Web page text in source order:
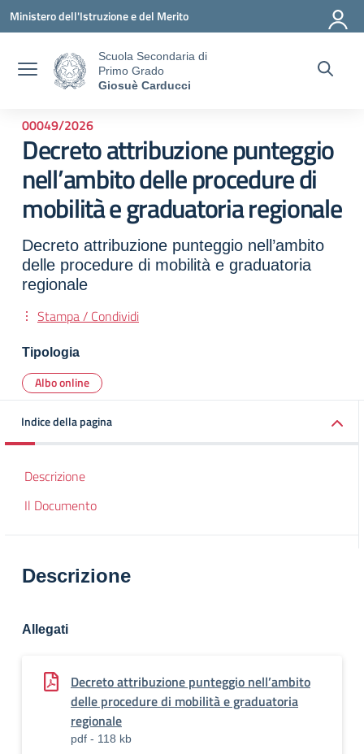
Vai ai contenuti
Vai al menu di navigazione
Vai al footer
Ministero dell'Istruzione e del Merito
Scuola Secondaria di
Primo Grado
Giosuè Carducci
00049/2026
Decreto attribuzione punteggio
nell’ambito delle procedure di
mobilità e graduatoria regionale
Decreto attribuzione punteggio nell’ambito
delle procedure di mobilità e graduatoria
regionale
Stampa / Condividi
Tipologia
Albo online
Indice della pagina
Descrizione
Il Documento
Descrizione
Allegati
Decreto attribuzione punteggio nell’ambito
delle procedure di mobilità e graduatoria
regionale
pdf - 118 kb